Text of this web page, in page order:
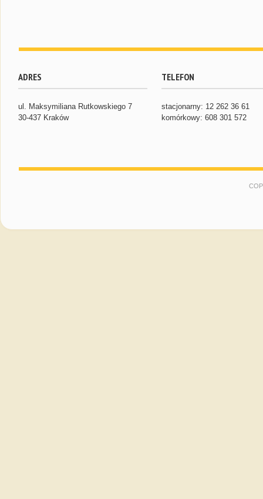
ADRES
ul. Maksymiliana Rutkowskiego 7
30-437 Kraków
TELEFON
stacjonarny: 12 262 36 61
komórkowy: 608 301 572